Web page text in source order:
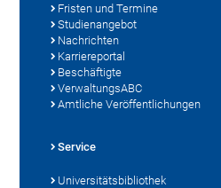
Fristen und Termine
Studienangebot
Nachrichten
Karriereportal
Beschäftigte
VerwaltungsABC
Amtliche Veröffentlichungen
Service
Universitätsbibliothek